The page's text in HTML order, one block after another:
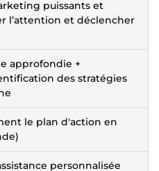
puissants et
l’attention et déclencher
approfondie +
des stratégies
le plan d'action en
personnalisée